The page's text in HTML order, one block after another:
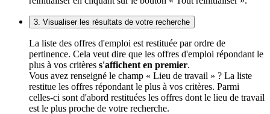
3. Visualiser les résultats de votre recherche
La liste des offres d'emploi est restituée par ordre de
pertinence. Cela veut dire que les offres d'emploi répondant le
plus à vos critères s'affichent en premier.
Vous avez renseigné le champ « Lieu de travail » ? La liste
restitue les offres répondant le plus à vos critères. Parmi
celles-ci sont d'abord restituées les offres dont le lieu de travail
est le plus proche de votre recherche.